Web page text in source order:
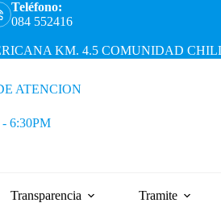
Teléfono:
084 552416
KM. 4.5 COMUNIDAD
ATENCION
6:30PM
Transparencia Tramite